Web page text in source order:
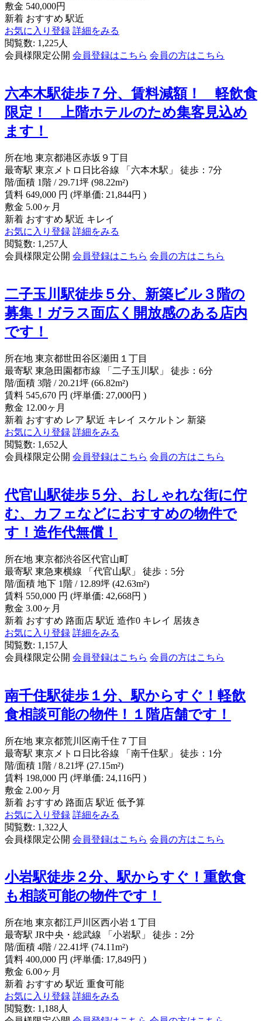
敷金 540,000円
新着 おすすめ 駅近
お気に入り登録 詳細をみる
閲覧数: 1,225人
会員様限定公開 会員登録はこちら 会員の方はこちら
六本木駅徒歩７分、賃料減額！ 軽飲食
限定！ 上階ホテルのため集客見込め
ます！
所在地 東京都港区赤坂９丁目
最寄駅 東京メトロ日比谷線 「六本木駅」 徒歩：7分
階/面積 1階 / 29.71坪 (98.22m²)
賃料 649,000 円 (坪単価: 21,844円 )
敷金 5.00ヶ月
新着 おすすめ 駅近 キレイ
お気に入り登録 詳細をみる
閲覧数: 1,257人
会員様限定公開 会員登録はこちら 会員の方はこちら
二子玉川駅徒歩５分、新築ビル３階の
募集！ガラス面広く開放感のある店内
です！
所在地 東京都世田谷区瀬田１丁目
最寄駅 東急田園都市線 「二子玉川駅」 徒歩：6分
階/面積 3階 / 20.21坪 (66.82m²)
賃料 545,670 円 (坪単価: 27,000円 )
敷金 12.00ヶ月
新着 おすすめ レア 駅近 キレイ スケルトン 新築
お気に入り登録 詳細をみる
閲覧数: 1,652人
会員様限定公開 会員登録はこちら 会員の方はこちら
代官山駅徒歩５分、おしゃれな街に佇
む、カフェなどにおすすめの物件で
す！造作代無償！
所在地 東京都渋谷区代官山町
最寄駅 東急東横線 「代官山駅」 徒歩：5分
階/面積 地下 1階 / 12.89坪 (42.63m²)
賃料 550,000 円 (坪単価: 42,668円 )
敷金 3.00ヶ月
新着 おすすめ 路面店 駅近 造作0 キレイ 居抜き
お気に入り登録 詳細をみる
閲覧数: 1,157人
会員様限定公開 会員登録はこちら 会員の方はこちら
南千住駅徒歩１分、駅からすぐ！軽飲
食相談可能の物件！１階店舗です！
所在地 東京都荒川区南千住７丁目
最寄駅 東京メトロ日比谷線 「南千住駅」 徒歩：1分
階/面積 1階 / 8.21坪 (27.15m²)
賃料 198,000 円 (坪単価: 24,116円 )
敷金 2.00ヶ月
新着 おすすめ 路面店 駅近 低予算
お気に入り登録 詳細をみる
閲覧数: 1,322人
会員様限定公開 会員登録はこちら 会員の方はこちら
小岩駅徒歩２分、駅からすぐ！重飲食
も相談可能の物件です！
所在地 東京都江戸川区西小岩１丁目
最寄駅 JR中央・総武線 「小岩駅」 徒歩：2分
階/面積 4階 / 22.41坪 (74.11m²)
賃料 400,000 円 (坪単価: 17,849円 )
敷金 6.00ヶ月
新着 おすすめ 駅近 重食可能
お気に入り登録 詳細をみる
閲覧数: 1,188人